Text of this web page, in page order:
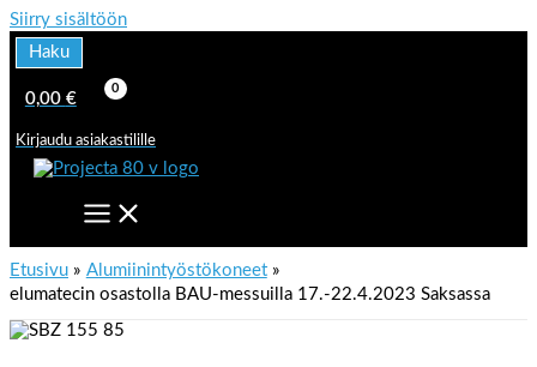
Siirry sisältöön
Haku
0,00 €
Kirjaudu asiakastilille
Etusivu
Alumiinintyöstökoneet
elumatecin osastolla BAU-messuilla 17.-22.4.2023 Saksassa